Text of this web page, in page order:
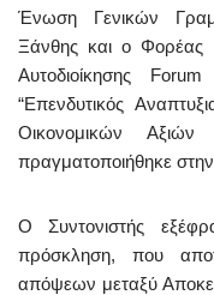
Ένωση Γενικών
Ξάνθης και ο Φορέας
Αυτοδιοίκησης
“Επενδυτικός
Οικονομικών Αξιών
πραγματοποιήθηκε
Ο Συντονιστής
πρόσκληση, που
απόψεων μεταξύ